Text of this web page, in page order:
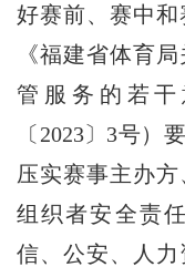
好赛前、赛中
《福建省体育
管服务的若
〔2023〕3号）
压实赛事主办
组织者安全责
信、公安、人